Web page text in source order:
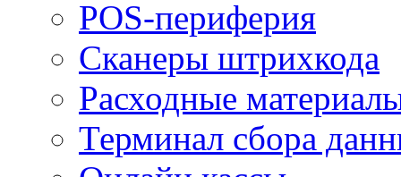
POS-периферия
Сканеры штрихкода
Расходные
Терминал сбора